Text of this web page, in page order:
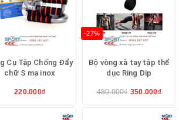
Cụ Tập Chống Đẩy
chữ S mạ inox
220.000₫
-27%
Bộ vòng xà tay tập thể
dục Ring Dip
480.000₫ 350.000₫